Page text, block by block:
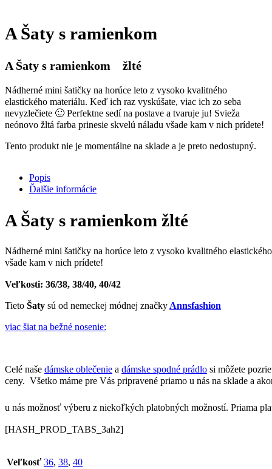
A Šaty s ramienkom
A Šaty s ramienkom žlté
Nádherné mini šatičky na horúce leto z vysoko kvalitného
elastického materiálu. Keď ich raz vyskúšate, viac ich zo seba
nevyzlečiete 🙂 Perfektne sedí na postave a tvaruje ju! Svieža
neónovo žltá farba prinesie skvelú náladu všade kam v nich prídete!
Tento produkt nie je momentálne na sklade a je preto nedostupný.
Popis
Ďalšie informácie
A Šaty s ramienkom žlté
Nádherné mini šatičky na horúce leto z vysoko kvalitného
všade kam v nich prídete!
Veľkosti: 36/38, 38/40, 40/42
Tieto Šaty sú od nemeckej módnej značkyAnnsfashion
viac šiat na bežné nosenie:
Celé naše dámske oblečenie a dámske spodné prádlo si môžete
ceny. Všetko máme pre Vás pripravené priamo u nás na sklade a
u nás možnosť výberu z niekoľkých platobných možností. Priama
[HASH_PROD_TABS_3ah2]
Veľkosť 36, 38, 40